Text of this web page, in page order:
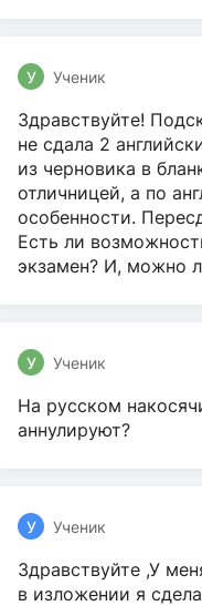
У Ученик
Здравствуйте!
не сдала 2
из черновика в
отличницей, а по
особенности.
Есть ли
экзамен? И, можно
У Ученик
На русском
аннулируют?
У Ученик
Здравствуйте ,У
в изложении я